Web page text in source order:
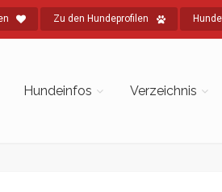
Zu den Hundeprofilen
Hundeinfos Verzeichnis